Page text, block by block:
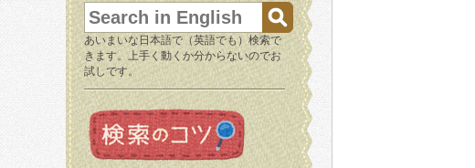
あいまいな日本語で（英語でも）検索で
きます。上手く動くか分からないのでお
試しです。